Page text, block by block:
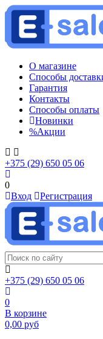
О магазине
Способы
Гарантия
Контакты
Способы оплаты
Новинки
%Акции
+375 (29) 650 05 06
0
Вход
Регистрация
+375 (29) 650 05 06
0
В корзине
0,00 руб